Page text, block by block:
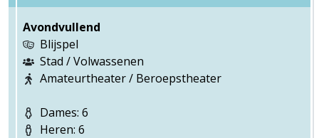
Avondvullend
Blijspel
Stad / Volwassenen
Amateurtheater / Beroepstheater
Dames: 6
Heren: 6